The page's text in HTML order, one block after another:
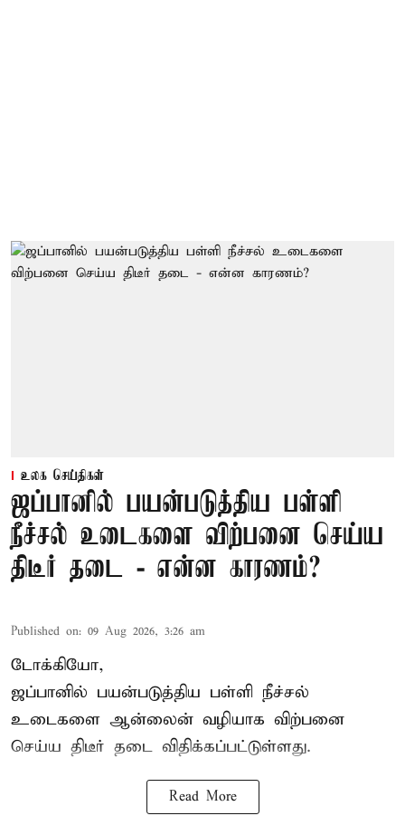
உலக செய்திகள்
ஜப்பானில் பயன்படுத்திய பள்ளி
நீச்சல் உடைகளை விற்பனை செய்ய
திடீர் தடை - என்ன காரணம்?
Published on: 09 Aug 2026, 3:26 am
டோக்கியோ,
ஜப்பானில் பயன்படுத்திய பள்ளி நீச்சல்
உடைகளை ஆன்லைன் வழியாக விற்பனை
செய்ய திடீர் தடை விதிக்கப்பட்டுள்ளது.
Read More